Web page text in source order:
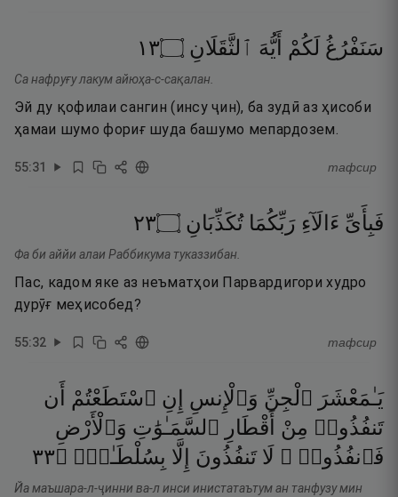
سَنَفْرُغُ لَكُمْ أَيُّهَ ٱلثَّقَلَانِ ۝٣١
Са нафруғу лакум айюҳа-с-сақалан.
Эй ду қофилаи сангин (инсу ҷин), ба зудӣ аз ҳисоби
ҳамаи шумо фориғ шуда башумо мепардозем.
55:31 тафсир
فَبِأَىِّ ءَالَآءِ رَبِّكُمَا تُكَذِّبَانِ ۝٣٢
Фа би аййи алаи Раббикума туказзибан.
Пас, кадом яке аз неъматҳои Парвардигори худро
дурӯғ меҳисобед?
55:32 тафсир
يَـٰمَعْشَرَ ٱلْجِنِّ وَٱلْإِنسِ إِنِ ٱسْتَطَعْتُمْ
أَن
تَنفُذُوا۟ مِنْ أَقْطَارِ ٱلسَّمَـٰوَٰتِ وَٱلْأَرْضِ
فَٱنفُذُوا۟ ۚ لَا تَنفُذُونَ إِلَّا بِسُلْطَـٰنٍۢ ۝٣٣
Йа маъшара-л-ҷинни ва-л инси инистатаътум ан танфузу мин